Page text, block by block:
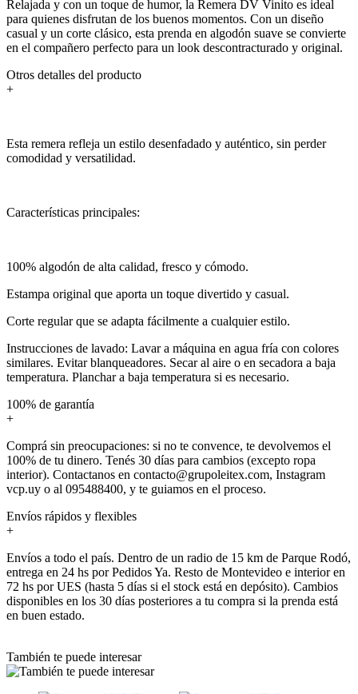
Relajada y con un toque de humor, la Remera DV Vinito es ideal
para quienes disfrutan de los buenos momentos. Con un diseño
casual y un corte clásico, esta prenda en algodón suave se convierte
en el compañero perfecto para un look descontracturado y original.
Otros detalles del producto
+
Esta remera refleja un estilo desenfadado y auténtico, sin perder
comodidad y versatilidad.
Características principales:
100% algodón de alta calidad, fresco y cómodo.
Estampa original que aporta un toque divertido y casual.
Corte regular que se adapta fácilmente a cualquier estilo.
Instrucciones de lavado: Lavar a máquina en agua fría con colores
similares. Evitar blanqueadores. Secar al aire o en secadora a baja
temperatura. Planchar a baja temperatura si es necesario.
100% de garantía
+
Comprá sin preocupaciones: si no te convence, te devolvemos el
100% de tu dinero. Tenés 30 días para cambios (excepto ropa
interior). Contactanos en contacto@grupoleitex.com, Instagram
vcp.uy o al 095488400, y te guiamos en el proceso.
Envíos rápidos y flexibles
+
Envíos a todo el país. Dentro de un radio de 15 km de Parque Rodó,
entrega en 24 hs por Pedidos Ya. Resto de Montevideo e interior en
72 hs por UES (hasta 5 días si el stock está en depósito). Cambios
disponibles en los 30 días posteriores a tu compra si la prenda está
en buen estado.
También te puede interesar